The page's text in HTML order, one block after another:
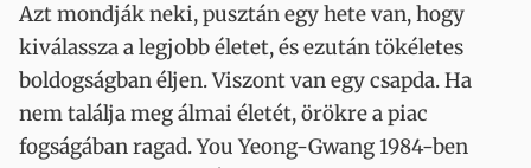
Azt mondják neki, pusztán egy hete van, hogy
kiválassza a legjobb életet, és ezután tökéletes
boldogságban éljen. Viszont van egy csapda. Ha
nem találja meg álmai életét, örökre a piac
fogságában ragad. You Yeong-Gwang 1984-ben